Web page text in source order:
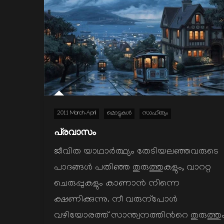
2011 March-April മൊട്ടുകള്‍ സാഹിത്യം
പ്രവാസം
ജീവിത യാഥാര്‍ത്ഥ്യം തേടിയലഞ്ഞവരുടെ
പാദങ്ങള്‍ പതിഞ്ഞ തുരുത്തുകളും, വാററ്റ
ചെരുപ്പുകളും കാണാന്‍ നിന്നെ
ക്ഷണിക്കുന്നു. നീ വരുന്പോള്‍
വഴിയോരത്ത് സാന്ത്വനത്തിന്‍റെ